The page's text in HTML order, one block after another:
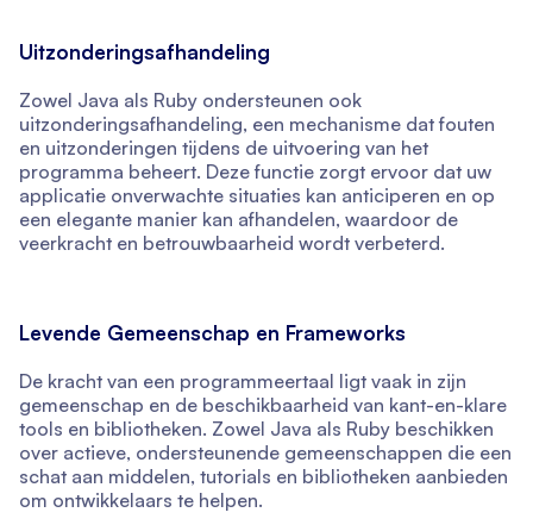
Uitzonderingsafhandeling
Zowel Java als Ruby ondersteunen ook
uitzonderingsafhandeling, een mechanisme dat fouten
en uitzonderingen tijdens de uitvoering van het
programma beheert. Deze functie zorgt ervoor dat uw
applicatie onverwachte situaties kan anticiperen en op
een elegante manier kan afhandelen, waardoor de
veerkracht en betrouwbaarheid wordt verbeterd.
Levende Gemeenschap en Frameworks
De kracht van een programmeertaal ligt vaak in zijn
gemeenschap en de beschikbaarheid van kant-en-klare
tools en bibliotheken. Zowel Java als Ruby beschikken
over actieve, ondersteunende gemeenschappen die een
schat aan middelen, tutorials en bibliotheken aanbieden
om ontwikkelaars te helpen.